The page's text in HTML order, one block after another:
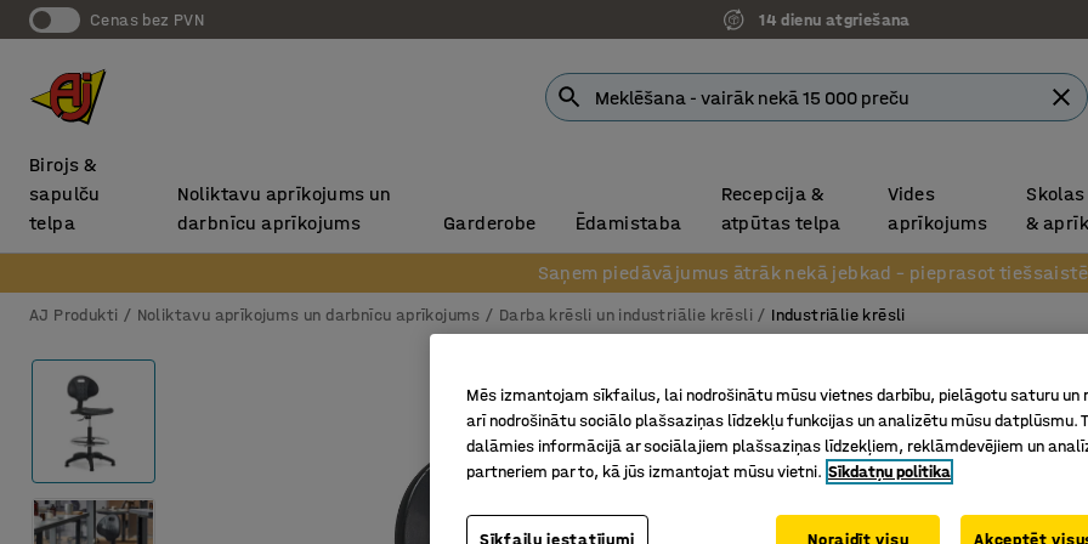
Cenas bez PVN Pēcapmaksa uzņēmumiem
Birojs &
sapulču
telpa
Noliktavu aprīkojums un
darbnīcu aprīkojums
Garderobe Ēdamistaba
Recepcija &
atpūtas telpa
Vides
aprīkojums
&
Saņem piedāvājumus ātrāk nekā jebkad – pieprasot
AJ Produkti Noliktavu aprīkojums un darbnīcu aprīkojums Darba krēsli un industriālie krēsli Industriālie krēsli
KILDA
Ar kāju
540-740
Mēs izmantojam sīkfailus, lai nodrošinātu mūsu vietnes darbību, pielāgotu saturu un
arī nodrošinātu sociālo plašsaziņas līdzekļu funkcijas un analizētu mūsu datplūsmu.
dalāmies informācijā ar sociālajiem plašsaziņas līdzekļiem, reklāmdevējiem un
partneriem par to, kā jūs izmantojat mūsu vietni. Sīkdatņu politika